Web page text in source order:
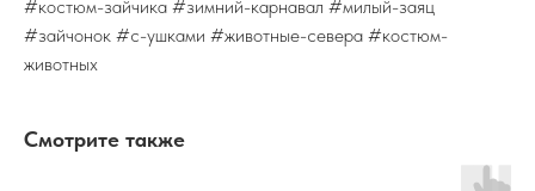
#костюм-зайчика #зимний-карнавал #милый-заяц
#зайчонок #с-ушками #животные-севера #костюм-
животных
Смотрите также